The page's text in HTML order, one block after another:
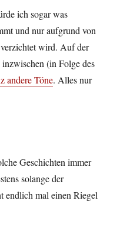
ich sogar was
und nur aufgrund von
wird. Auf der
inzwischen (in Folge des
andere Töne. Alles nur
Geschichten immer
solange der
endlich mal einen Riegel